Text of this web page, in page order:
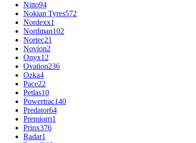
Nitto94
Nokian Tyres572
Nordexx1
Nordman102
Nortec21
Novion2
Onyx12
Ovation236
Ozka4
Pace22
Petlas10
Powertrac140
Predator64
Premiorri1
Prinx376
Radar1